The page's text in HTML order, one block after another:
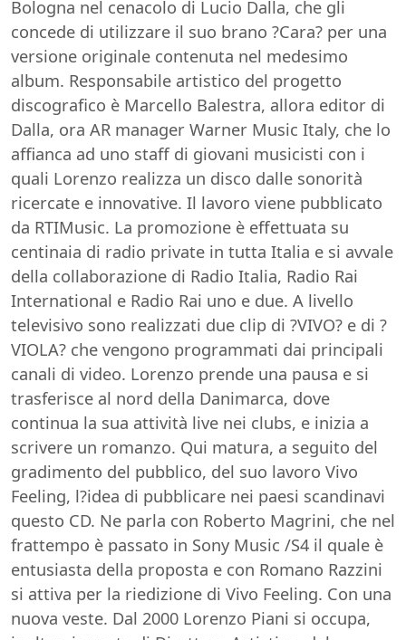
Bologna nel cenacolo di Lucio Dalla, che gli
concede di utilizzare il suo brano ?Cara? per una
versione originale contenuta nel medesimo
album. Responsabile artistico del progetto
discografico è Marcello Balestra, allora editor di
Dalla, ora AR manager Warner Music Italy, che lo
affianca ad uno staff di giovani musicisti con i
quali Lorenzo realizza un disco dalle sonorità
ricercate e innovative. Il lavoro viene pubblicato
da RTIMusic. La promozione è effettuata su
centinaia di radio private in tutta Italia e si avvale
della collaborazione di Radio Italia, Radio Rai
International e Radio Rai uno e due. A livello
televisivo sono realizzati due clip di ?VIVO? e di ?
VIOLA? che vengono programmati dai principali
canali di video. Lorenzo prende una pausa e si
trasferisce al nord della Danimarca, dove
continua la sua attività live nei clubs, e inizia a
scrivere un romanzo. Qui matura, a seguito del
gradimento del pubblico, del suo lavoro Vivo
Feeling, l?idea di pubblicare nei paesi scandinavi
questo CD. Ne parla con Roberto Magrini, che nel
frattempo è passato in Sony Music /S4 il quale è
entusiasta della proposta e con Romano Razzini
si attiva per la riedizione di Vivo Feeling. Con una
nuova veste. Dal 2000 Lorenzo Piani si occupa,